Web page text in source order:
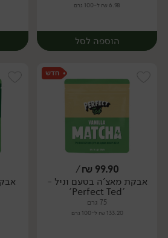
6.98 ₪ ל-100 גרם
הוספה לסל
יח׳
99.90
₪
/
אבקת מאצ'ה בטעם וניל -
'Perfect Ted'
75 גרם
133.20 ₪ ל-100 גרם